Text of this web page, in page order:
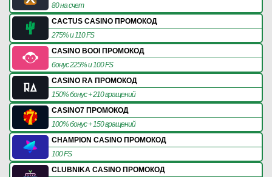
80 на счет
CACTUS CASINO ПРОМОКОД
275% и 110 FS
CASINO BOOI ПРОМОКОД
бонус 225% и 100 FS
CASINO RA ПРОМОКОД
150% бонус + 210 вращений
CASINO7 ПРОМОКОД
100% бонус + 150 вращений
CHAMPION CASINO ПРОМОКОД
100 FS
CLUBNIKA CASINO ПРОМОКОД